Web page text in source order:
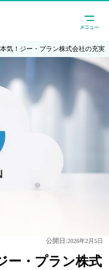
気！ジー・プラン株式会社の充実
公開日:2026年2月5日
ー・プラン株式